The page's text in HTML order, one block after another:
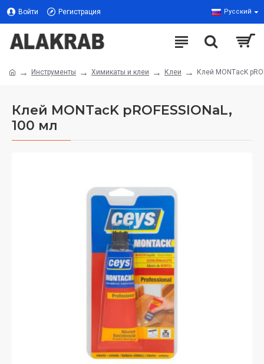
Войти Регистрация Русский
Инструменты Химикаты и клеи Клеи Клей MONTасK
Клей MONTасK рROFESSIONаL,
100 мл